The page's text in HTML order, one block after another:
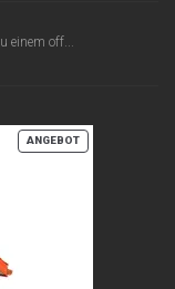
einem off...
ANGEBOTPRODUKT
IM